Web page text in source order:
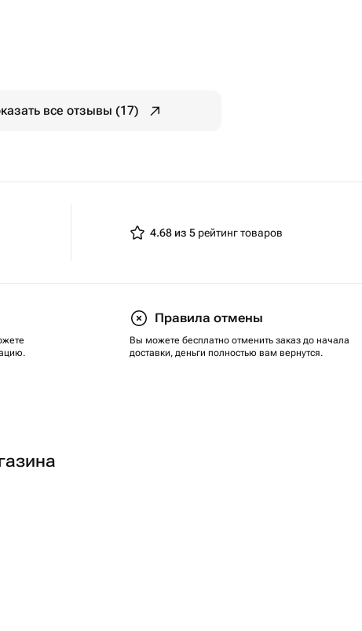
все отзывы (17)
4.68 из 5 рейтинг товаров
Правила отмены
Вы можете бесплатно отменить заказ до начала
доставки, деньги полностью вам вернутся.